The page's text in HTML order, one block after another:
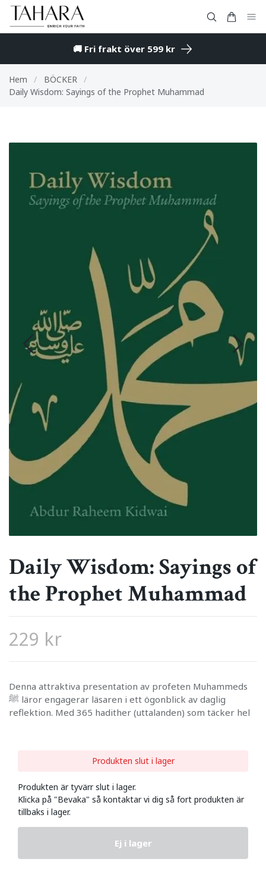
🚚 Fri frakt över 599 kr
Hem / BÖCKER
/
Daily Wisdom: Sayings of the Prophet Muhammad
Daily Wisdom: Sayings of
the Prophet Muhammad
229 kr
Denna attraktiva presentation av profeten Muhammeds
ﷺ läror engagerar läsaren i ett ögonblick av daglig
reflektion. Med 365 hadither (uttalanden) som täcker hel
Produkten slut i lager
Produkten är tyvärr slut i lager.
Klicka på "Bevaka" så kontaktar vi dig så fort produkten är
tillbaks i lager.
Ej i lager